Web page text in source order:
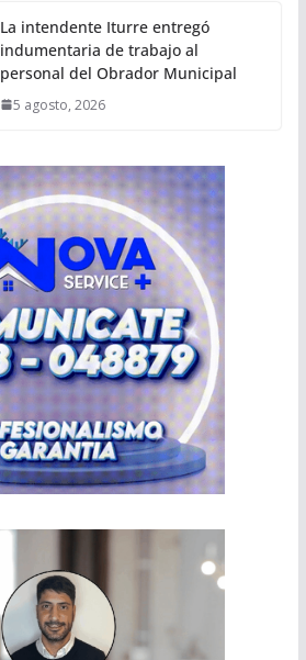
La intendente Iturre entregó
indumentaria de trabajo al
personal del Obrador Municipal
5 agosto, 2026